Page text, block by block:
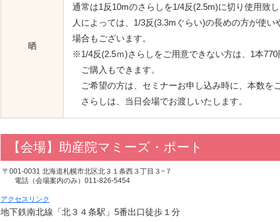
晒
通常は1反10mのさらしを1/4反(2.5m)に切り使用致し
人によっては、1/3反(3.3mぐらい)の長めの方が使い
場合もございます。
※1/4反(2.5ｍ)さらしをご用意できない方は、1本770
ご購入もできます。
ご希望の方は、セミナーお申し込み時に、本数を
さらしは、当日会場でお渡しいたします。
【会場】助産院マミーズ・ポート
〒001-0031 北海道札幌市北区北３１条西３丁目３−７
電話（会場案内のみ） 011-826-5454
アクセスリンク
地下鉄南北線「北３４条駅」5番出口徒歩１分